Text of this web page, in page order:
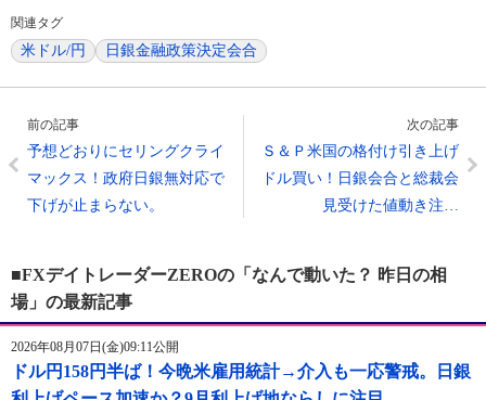
関連タグ
米ドル/円 日銀金融政策決定会合
前の記事
予想どおりにセリングクライ
マックス！政府日銀無対応で
下げが止まらない。
次の記事
Ｓ＆Ｐ米国の格付け引き上げ
ドル買い！日銀会合と総裁会
見受けた値動き注…
■FXデイトレーダーZEROの「なんで動いた？ 昨日の相
場」の最新記事
2026年08月07日(金)09:11公開
ドル円158円半ば！今晩米雇用統計→介入も一応警戒。日銀